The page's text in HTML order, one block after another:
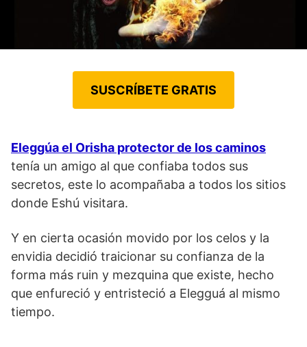
SUSCRÍBETE GRATIS
Eleggúa el Orisha protector de los caminos
tenía un amigo al que confiaba todos sus
secretos, este lo acompañaba a todos los sitios
donde Eshú visitara.
Y en cierta ocasión movido por los celos y la
envidia decidió traicionar su confianza de la
forma más ruin y mezquina que existe, hecho
que enfureció y entristeció a Elegguá al mismo
tiempo.